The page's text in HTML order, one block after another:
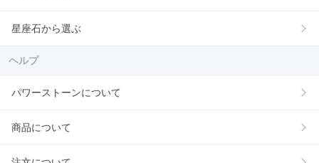
星座石から選ぶ
ヘルプ
パワーストーンについて
商品について